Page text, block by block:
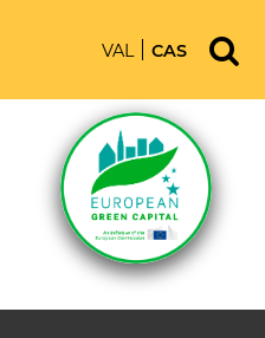
VAL CAS